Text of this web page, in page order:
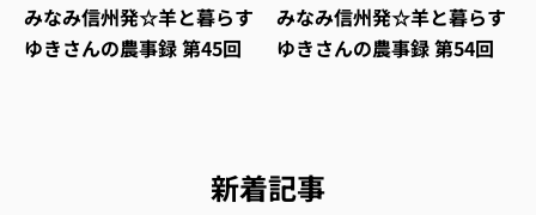
みなみ信州発☆羊と暮らす
ゆきさんの農事録 第45回
みなみ信州発☆羊と暮らす
ゆきさんの農事録 第54回
新着記事